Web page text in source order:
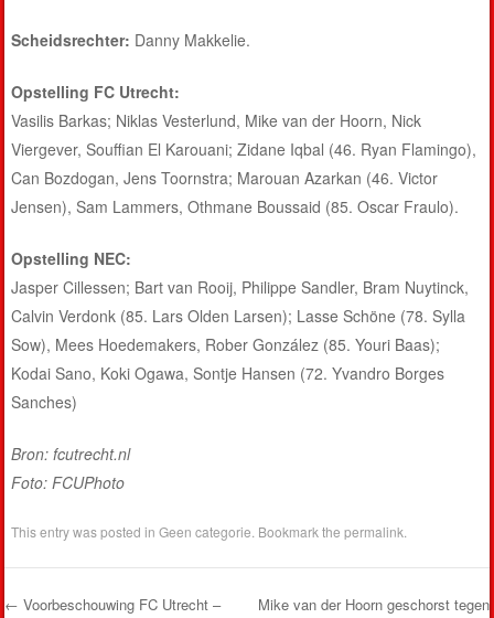
Scheidsrechter: Danny Makkelie.
Opstelling FC Utrecht:
Vasilis Barkas; Niklas Vesterlund, Mike van der Hoorn, Nick
Viergever, Souffian El Karouani; Zidane Iqbal (46. Ryan Flamingo),
Can Bozdogan, Jens Toornstra; Marouan Azarkan (46. Victor
Jensen), Sam Lammers, Othmane Boussaid (85. Oscar Fraulo).
Opstelling NEC:
Jasper Cillessen; Bart van Rooij, Philippe Sandler, Bram Nuytinck,
Calvin Verdonk (85. Lars Olden Larsen); Lasse Schöne (78. Sylla
Sow), Mees Hoedemakers, Rober González (85. Youri Baas);
Kodai Sano, Koki Ogawa, Sontje Hansen (72. Yvandro Borges
Sanches)
Bron: fcutrecht.nl
Foto: FCUPhoto
This entry was posted inGeen categorie . Bookmark thepermalink
← Voorbeschouwing FC Utrecht –
Mike van der Hoorn geschorst tegen